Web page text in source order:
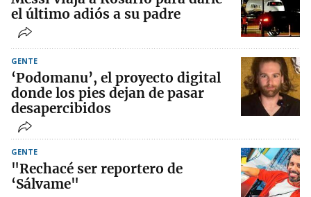
el último adiós a su padre
GENTE
‘Podomanu’, el proyecto digital
donde los pies dejan de pasar
desapercibidos
GENTE
"Rechacé ser reportero de
‘Sálvame"